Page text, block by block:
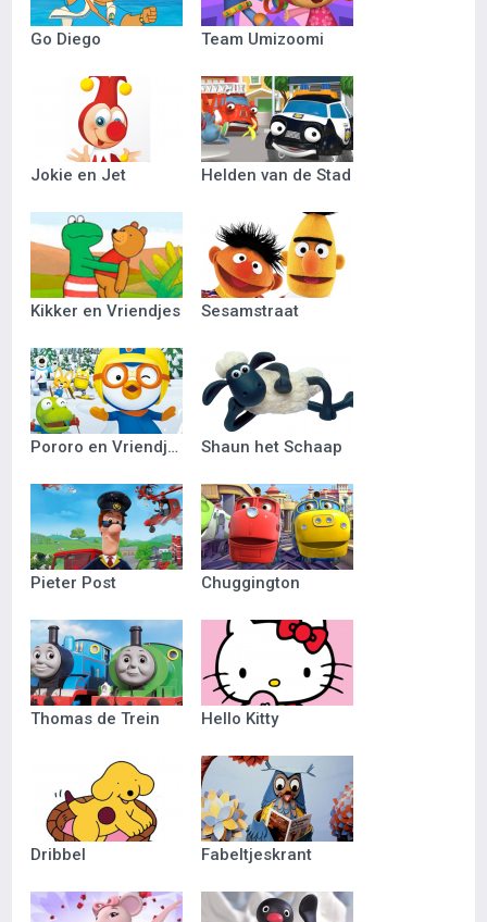
Go Diego Team Umizoomi
Jokie en Jet Helden van de Stad
Kikker en Vriendjes Sesamstraat
Pororo en Vriendjes Shaun het Schaap
Pieter Post Chuggington
Thomas de Trein Hello Kitty
Dribbel Fabeltjeskrant